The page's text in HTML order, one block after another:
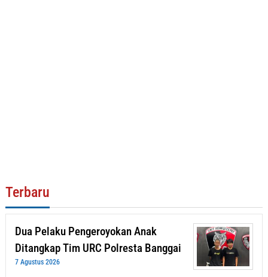
Terbaru
Dua Pelaku Pengeroyokan Anak
Ditangkap Tim URC Polresta Banggai
7 Agustus 2026